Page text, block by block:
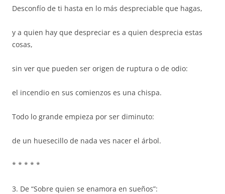
Desconfío de ti hasta en lo más despreciable que hagas,
y a quien hay que despreciar es a quien desprecia estas
cosas,
sin ver que pueden ser origen de ruptura o de odio:
el incendio en sus comienzos es una chispa.
Todo lo grande empieza por ser diminuto:
de un huesecillo de nada ves nacer el árbol.
* * * * *
3. De “Sobre quien se enamora en sueños”: